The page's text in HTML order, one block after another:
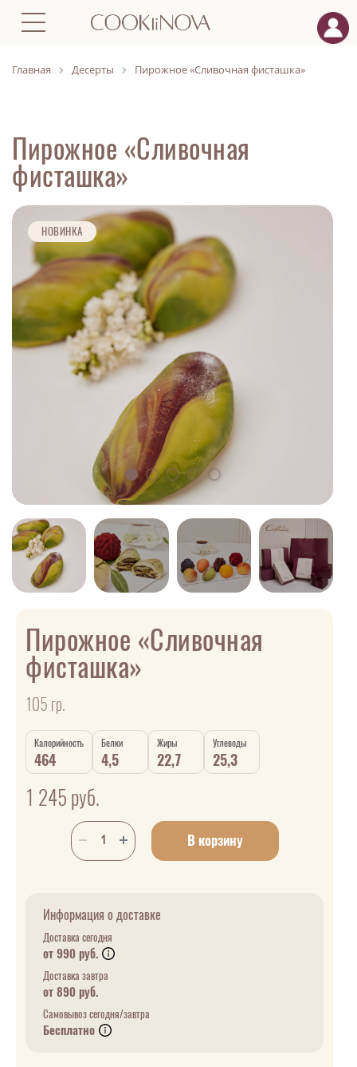
Главная Десерты Пирожное «Сливочная фисташка»
Пирожное «Сливочная
фисташка»
НОВИНКА
Пирожное «Сливочная
фисташка»
105 гр.
Калорийность
464
Белки
4,5
Жиры
22,7
Углеводы
25,3
1 245 руб.
В корзину
Информация о доставке
Доставка сегодня
от 990 руб.
Доставка завтра
от 890 руб.
Самовывоз сегодня/завтра
Бесплатно